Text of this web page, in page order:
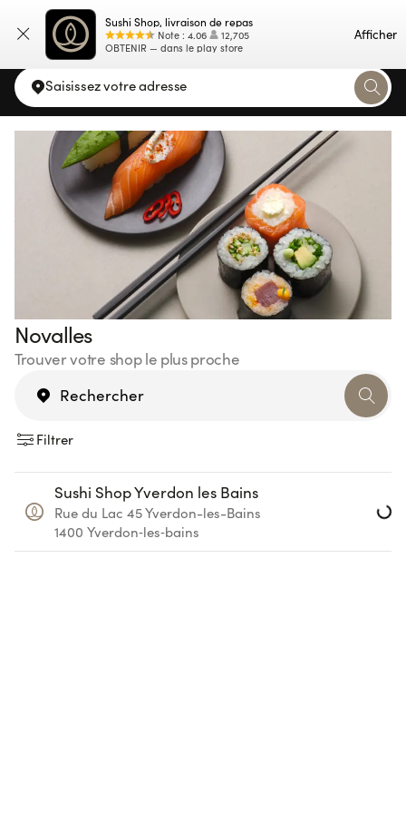
Sushi Shop, livraison de repas
Note : 4.06
12,705
OBTENIR — dans le play store
Afficher
Carte
Saisissez votre adresse
Novalles
Trouver votre shop le plus proche
Filtrer
Sushi Shop Yverdon les Bains
Rue du Lac 45Yverdon-les-Bains
1400 Yverdon‑les‑bains